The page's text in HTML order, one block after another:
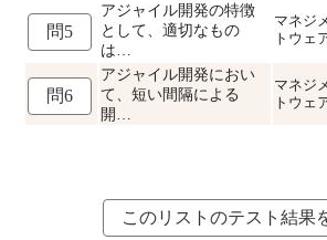
問5
アジャイル開発の特徴
として、適切なもの
は…
マネジ
トウェ
問6
アジャイル開発におい
て、短い間隔による
開…
マネジ
トウェ
このリストのテスト結果